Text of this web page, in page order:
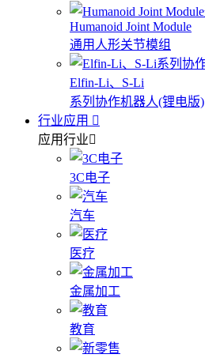
Humanoid Joint Module
通用人形关节模组
Elfin-Li、S-Li
系列协作机器人(锂电版)
行业应用
应用行业
3C电子
汽车
医疗
金属加工
教育